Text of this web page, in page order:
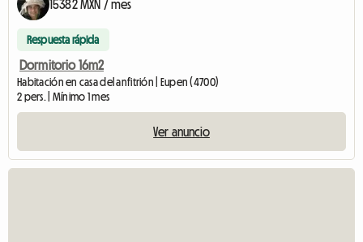
15382 MXN / mes
Respuesta rápida
Dormitorio 16m2
Habitación en casa del anfitrión | Eupen (4700)
2 pers. | Mínimo 1 mes
Ver anuncio